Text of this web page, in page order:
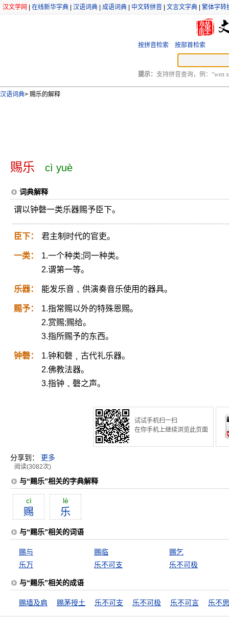
汉文学网 在线新华字典 汉语词典 成语词典 中文转拼音 文言文字典 繁体字转
按拼音检索 按部首检索
提示： 支持拼音查询，例：“wen
汉语词典> 赐乐的解释
赐乐 cì yuè
词典解释
谓以钟磬一类乐器赐予臣下。
臣下： 君主制时代的官吏。
一类：
1.一个种类;同一种类。
2.谓第一等。
乐器： 能发乐音﹑供演奏音乐使用的器具。
赐予：
1.指常赐以外的特殊恩赐。
2.赏赐;赐给。
3.指所赐予的东西。
钟磬：
1.钟和磬﹐古代礼乐器。
2.佛教法器。
3.指钟﹑磬之声。
试试手机扫一扫
在你手机上继续浏览此页面
分享到： 更多
阅读(3082次)
与“赐乐”相关的字典解释
cì
赐
lè
乐
与“赐乐”相关的词语
赐与 赐临
赐乞
乐万
乐不可支 乐不可极
与“赐乐”相关的成语
赐墙及肩 赐茅授土 乐不可支 乐不可极 乐不可言 乐不